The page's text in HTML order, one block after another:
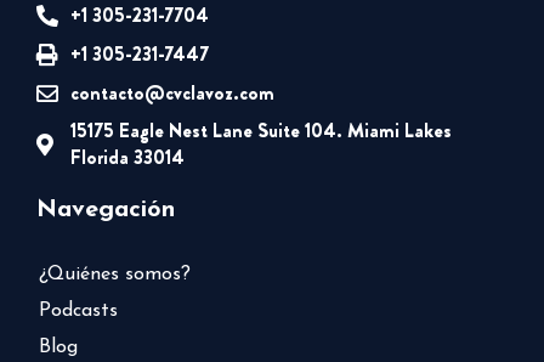
+1 305-231-7704
+1 305-231-7447
contacto@cvclavoz.com
15175 Eagle Nest Lane Suite 104. Miami Lakes
Florida 33014
Navegación
¿Quiénes somos?
Podcasts
Blog